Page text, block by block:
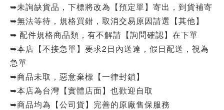
➥未詢缺貨品，下標將改為【預定單】寄出，到貨補寄
➥無法等待，規格買錯，取消交易原因請選【其他】
➥ 配件規格商品類，有不解請【詢問確認】在下單
➥本店【不接急單】要求2日內送達，假日配送，視為
急單
➥商品未取，惡意棄標【一律封鎖】
➥本店為台灣【實體店面】也歡迎自取
➥商品均為【公司貨】完善的原廠售保服務